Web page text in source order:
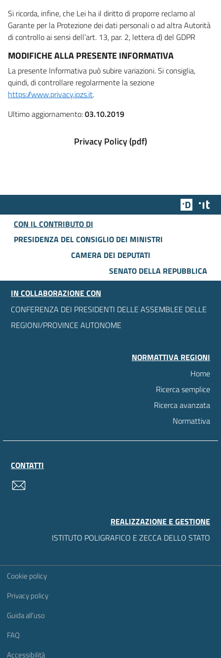
Si ricorda, infine, che Lei ha il diritto di proporre reclamo al
Garante per la Protezione dei dati personali o ad altra Autorità
di controllo ai sensi dell’art. 13, par. 2, lettera d) del GDPR
MODIFICHE ALLA PRESENTE INFORMATIVA
La presente Informativa può subire variazioni. Si consiglia,
quindi, di controllare regolarmente la sezione
https://www.privacy.ipzs.it.
Ultimo aggiornamento:03.10.2019
Privacy Policy (pdf)
Team
CON IL CONTRIBUTO DI
PRESIDENZA DEL CONSIGLIO DEI MINISTRI
CAMERA DEI DEPUTATI
SENATO DELLA REPUBBLICA
IN COLLABORAZIONE CON
CONFERENZA DEI PRESIDENTI DELLE ASSEMBLEE DELLE
REGIONI/PROVINCE AUTONOME
NORMATTIVA REGIONI
Home
Ricerca semplice
Ricerca avanzata
Normattiva
CONTATTI
REALIZZAZIONE E GESTIONE
ISTITUTO POLIGRAFICO E ZECCA DELLO STATO
Sezione Link Utili
Cookie policy
Privacy policy
Guida all'uso
FAQ
Accessibilità